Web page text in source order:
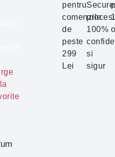
pentru
comenzile
de
peste
299
Lei
100%
si
sigur